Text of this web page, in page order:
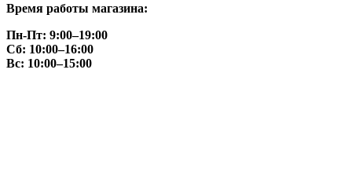
Время работы магазина:
Пн-Пт: 9:00–19:00
Сб: 10:00–16:00
Вс: 10:00–15:00